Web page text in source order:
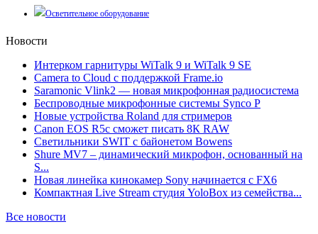
Осветительное оборудование
Новости
Интерком гарнитуры WiTalk 9 и WiTalk 9 SE
Camera to Cloud с поддержкой Frame.io
Saramonic Vlink2 — новая микрофонная радиосистема
Беспроводные микрофонные системы Synco P
Новые устройства Roland для стримеров
Canon EOS R5c сможет писать 8К RAW
Светильники SWIT с байонетом Bowens
Shure MV7 – динамический микрофон, основанный на
S...
Новая линейка кинокамер Sony начинается с FX6
Компактная Live Stream студия YoloBox из семейства...
Все новости